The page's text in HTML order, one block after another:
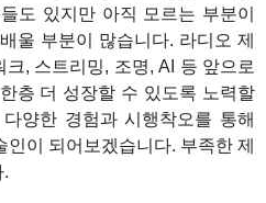
도 있지만 아직 모르는 부분이
울 부분이 많습니다. 라디오 제
, 스트리밍, 조명, AI 등 앞으로
층 더 성장할 수 있도록 노력할
양한 경험과 시행착오를 통해
이 되어보겠습니다. 부족한 제
.